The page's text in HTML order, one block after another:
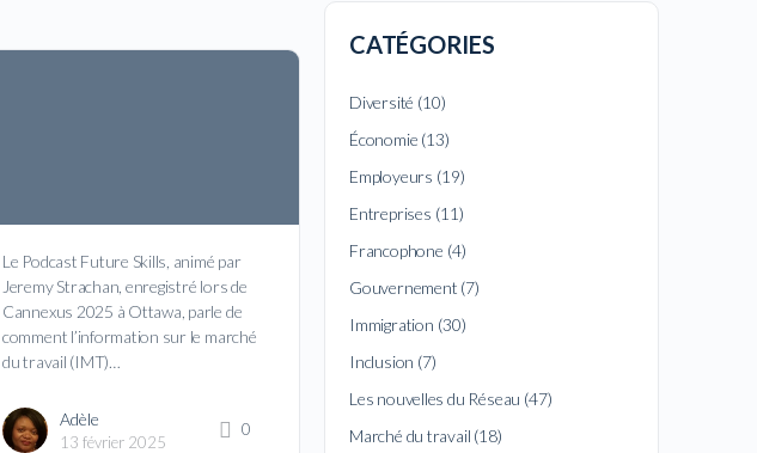
Le Podcast Future Skills, animé par
Jeremy Strachan, enregistré lors de
Cannexus 2025 à Ottawa, parle de
comment l’information sur le marché
du travail (IMT)…
Adèle
13 février 2025
0
CATÉGORIES
Diversité (10)
Économie (13)
Employeurs (19)
Entreprises (11)
Francophone (4)
Gouvernement (7)
Immigration (30)
Inclusion (7)
Les nouvelles du Réseau (47)
Marché du travail (18)